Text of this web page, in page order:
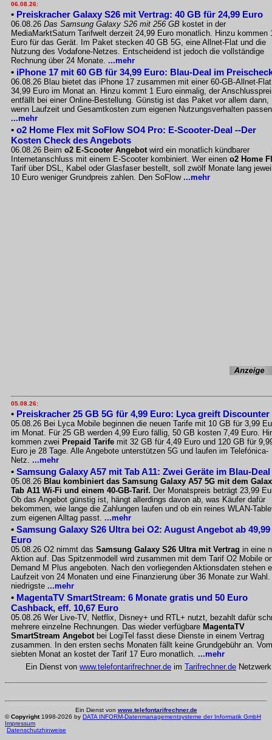
06.08.26:
• Preiskracher Galaxy S26 mit Vertrag: 40 GB für 24,99 Euro
06.08.26 Das Samsung Galaxy S26 mit 256 GB kostet in der
MediaMarktSaturn Tarifwelt derzeit 24,99 Euro monatlich. Hinzu kommen
Euro für das Gerät. Im Paket stecken 40 GB 5G, eine Allnet-Flat und die
Nutzung des Vodafone-Netzes. Entscheidend ist jedoch die vollständige
Rechnung über 24 Monate. ...mehr
• iPhone 17 mit 60 GB für 34,99 Euro: Blau-Deal im
06.08.26 Blau bietet das iPhone 17 zusammen mit einer 60-GB-Allnet-
34,99 Euro im Monat an. Hinzu kommt 1 Euro einmalig, der
entfällt bei einer Online-Bestellung. Günstig ist das Paket vor allem dann,
wenn Laufzeit und Gesamtkosten zum eigenen Nutzungsverhalten
...mehr
• o2 Home Flex mit SoFlow SO4 Pro: E-Scooter-Deal --Der
Kosten Check des Angebots
06.08.26 Beim o2 E-Scooter Angebotwird ein monatlich kündbarer
Internetanschluss mit einem E-Scooter kombiniert. Wer einen o2 Home
Tarif über DSL, Kabel oder Glasfaser bestellt, soll zwölf Monate lang
10 Euro weniger Grundpreis zahlen. Den SoFlow ...mehr
05.08.26:
• Preiskracher 25 GB 5G für 4,99 Euro: Lyca greift Discounter
05.08.26 Bei Lyca Mobile beginnen die neuen Tarife mit 10 GB für 3,99
im Monat. Für 25 GB werden 4,99 Euro fällig, 50 GB kosten 7,49 Euro.
kommen zwei Prepaid Tarife mit 32 GB für 4,49 Euro und 120 GB für
Euro je 28 Tage. Alle Angebote unterstützen 5G und laufen im Telefónica-
Netz. ...mehr
• Samsung Galaxy A57 mit Tab A11: Zwei Geräte im Blau-Deal
05.08.26 Blau kombiniert das Samsung Galaxy A57 5G mit dem
Tab A11 Wi-Fi und einem 40-GB-Tarif. Der Monatspreis beträgt 23,99
Ob das Angebot günstig ist, hängt allerdings davon ab, was Käufer dafür
bekommen, wie lange die Zahlungen laufen und ob ein reines WLAN-
zum eigenen Alltag passt. ...mehr
• Samsung Galaxy S26 Ultra bei O2: August Angebot ab 49,99
Euro
05.08.26 O2 nimmt das Samsung Galaxy S26 Ultra mit Vertrag in eine
Aktion auf. Das Spitzenmodell wird zusammen mit dem Tarif O2 Mobile
Demand M Plus angeboten. Nach den vorliegenden Aktionsdaten stehen
Laufzeit von 24 Monaten und eine Finanzierung über 36 Monate zur Wahl.
niedrigste ...mehr
• MagentaTV SmartStream: 6 Monate gratis und 50 Euro
Cashback, eff. 10,67 Euro
05.08.26 Wer Live-TV, Netflix, Disney+ und RTL+ nutzt, bezahlt dafür
mehrere einzelne Rechnungen. Das wieder verfügbare MagentaTV
SmartStream Angebotbei LogiTel fasst diese Dienste in einem Vertrag
zusammen. In den ersten sechs Monaten fällt keine Grundgebühr an. Vom
siebten Monat an kostet der Tarif 17 Euro monatlich. ...mehr
Ein Dienst von www.telefontarifrechner.de im Tarifrechner.de Netzwerk
Ein Dienst von www.telefontarifrechner.de
©Copyright1998-2026 by DATA INFORM-Datenmanagementsysteme der Informatik GmbH
Impressum
Datenschutzhinweise